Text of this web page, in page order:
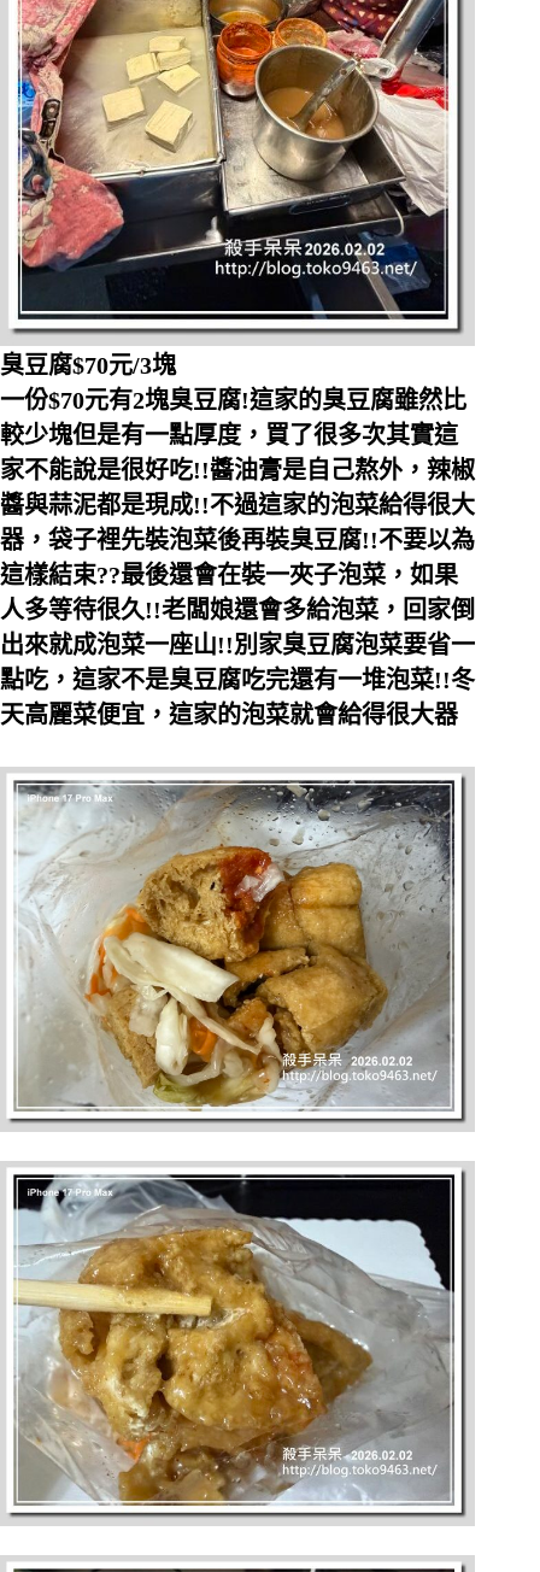
臭豆腐$70元/3塊
一份$70元有2塊臭豆腐!這家的臭豆腐雖然比
較少塊但是有一點厚度，買了很多次其實這
家不能說是很好吃!!醬油膏是自己熬外，辣椒
醬與蒜泥都是現成!!不過這家的泡菜給得很大
器，袋子裡先裝泡菜後再裝臭豆腐!!不要以為
這樣結束??最後還會在裝一夾子泡菜，如果
人多等待很久!!老闆娘還會多給泡菜，回家倒
出來就成泡菜一座山!!別家臭豆腐泡菜要省一
點吃，這家不是臭豆腐吃完還有一堆泡菜!!冬
天高麗菜便宜，這家的泡菜就會給得很大器